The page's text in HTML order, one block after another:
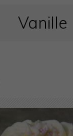
Vanille